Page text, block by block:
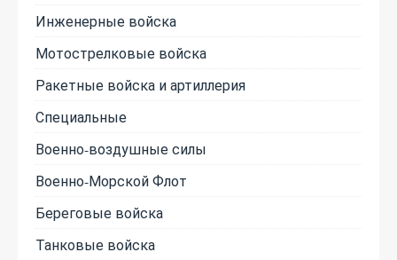
Инженерные войска
Мотострелковые войска
Ракетные войска и артиллерия
Специальные
Военно-воздушные силы
Военно-Морской Флот
Береговые войска
Танковые войска